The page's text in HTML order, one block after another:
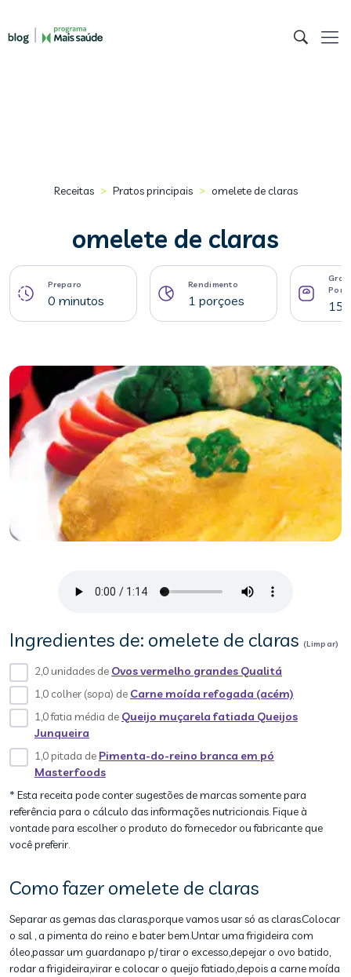
Receitas > Pratos principais > omelete de claras
omelete de claras
Preparo
0 minutos
Rendimento
1 porçoes
Ingredientes de: omelete de claras (Limpar)
2,0 unidades de Ovos vermelho grandes Qualitá
1,0 colher (sopa) de Carne moída refogada (acém)
1,0 fatia média de Queijo muçarela fatiada Queijos
Junqueira
1,0 pitada de Pimenta-do-reino branca em pó
Masterfoods
* Esta receita pode conter sugestões de marcas somente para
referência para o cálculo das informações nutricionais. Fique à
vontade para escolher o produto do fornecedor ou fabricante que
você preferir.
Como fazer omelete de claras
Separar as gemas das claras,porque vamos usar só as claras.Colocar
o sal , a pimenta do reino e bater bem.Untar uma frigideira com
óleo,passar um guardanapo p/ tirar o excesso,depejar o ovo batido,
rodar a frigideira,virar e colocar o queijo fatiado,depois a carne moída